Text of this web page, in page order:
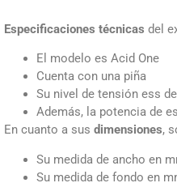
Especificaciones técnicas del
El modelo es Acid One
Cuenta con una piña
Su nivel de tensión ess
Además, la potencia de
En cuanto a sus dimensiones,
Su medida de ancho en
Su medida de fondo en